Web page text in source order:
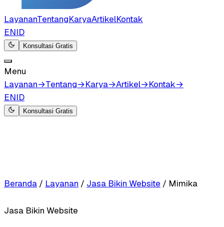
LayananTentangKaryaArtikelKontak
ENID
Konsultasi Gratis
Menu
Layanan→Tentang→Karya→Artikel→Kontak→
ENID
Konsultasi Gratis
Beranda / Layanan / Jasa Bikin Website / Mimika
Jasa Bikin Website